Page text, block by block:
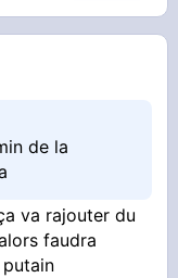
de la
va rajouter du
faudra